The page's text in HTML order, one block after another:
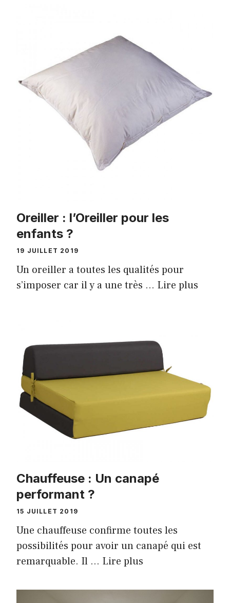
Oreiller : l’Oreiller pour les
enfants ?
19 JUILLET 2019
Un oreiller a toutes les qualités pour
s’imposer car il y a une très … Lire plus
Chauffeuse : Un canapé
performant ?
15 JUILLET 2019
Une chauffeuse confirme toutes les
possibilités pour avoir un canapé qui est
remarquable. Il … Lire plus